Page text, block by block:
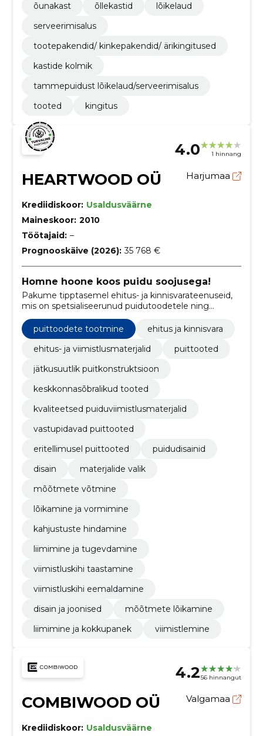
õunakast
õllekastid
lõikelaud
serveerimisalus
tootepakendid/ kinkepakendid/ ärikingitused
kastide kolmik
tammepuidust lõikelaud/serveerimisalus
tooted
kingitus
4.0 1 hinnang
HEARTWOOD OÜ Harjumaa
Krediidiskoor: Usaldusväärne
Maineskoor: 2010
Töötajaid: –
Prognooskäive (2026): 35 768 €
Homne hoone koos puidu soojusega!
Pakume tipptasemel ehitus- ja kinnisvarateenuseid,
mis on spetsialiseerunud puidutoodetele ning
ajaproovile vastavatele ehitus- ja
viimistlusmaterjalidele.
puittoodete tootmine
ehitus ja kinnisvara
ehitus- ja viimistlusmaterjalid
puittooted
jätkusuutlik puitkonstruktsioon
keskkonnasõbralikud tooted
kvaliteetsed puiduviimistlusmaterjalid
vastupidavad puittooted
eritellimusel puittooted
puidudisainid
disain
materjalide valik
mõõtmete võtmine
lõikamine ja vormimine
kahjustuste hindamine
liimimine ja tugevdamine
viimistluskihi taastamine
viimistluskihi eemaldamine
disain ja joonised
mõõtmete lõikamine
liimimine ja kokkupanek
viimistlemine
4.256 hinnangut
COMBIWOOD OÜ Valgamaa
Krediidiskoor: Usaldusväärne